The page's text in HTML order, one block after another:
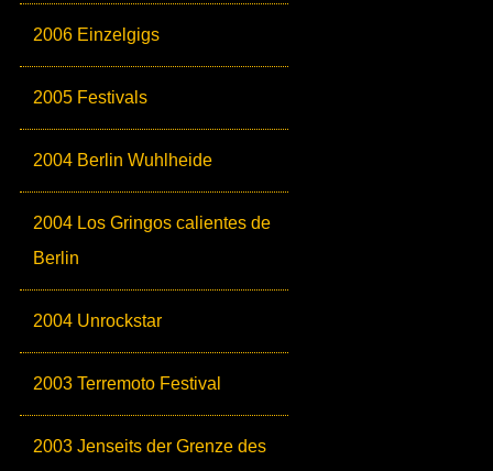
2006 Einzelgigs
2005 Festivals
2004 Berlin Wuhlheide
2004 Los Gringos calientes de
Berlin
2004 Unrockstar
2003 Terremoto Festival
2003 Jenseits der Grenze des